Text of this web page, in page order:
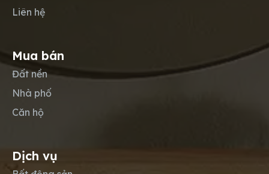
Liên hệ
Mua bán
Đất nền
Nhà phố
Căn hộ
Dịch vụ